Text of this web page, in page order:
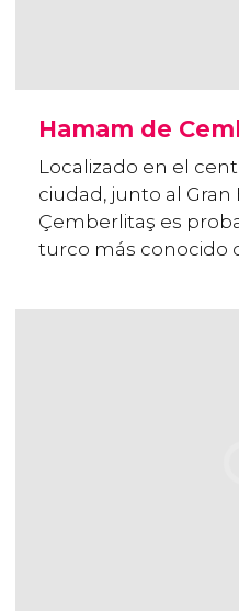
Hamam de
Localizado en el
ciudad, junto al
Çemberlitaş es
turco más conocido